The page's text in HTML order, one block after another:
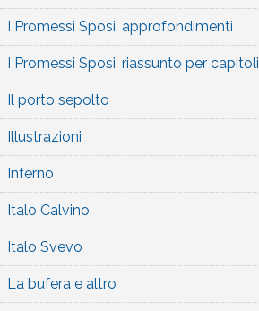
I Promessi Sposi, approfondimenti
I Promessi Sposi, riassunto per capitoli
Il porto sepolto
Illustrazioni
Inferno
Italo Calvino
Italo Svevo
La bufera e altro